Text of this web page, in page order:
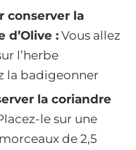
conserver la
d’Olive :Vous allez
l’herbe
la badigeonner
la coriandre
le sur une
de 2,5